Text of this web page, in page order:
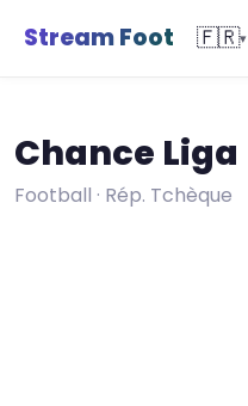
Stream Foot 🇫🇷▾
Chance Liga
Football · Rép. Tchèque